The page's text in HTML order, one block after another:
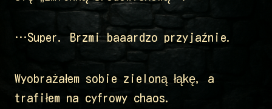
…Super. Brzmi baaardzo przyjaźnie.
Wyobrażałem sobie zieloną łąkę, a
trafiłem na cyfrowy chaos.